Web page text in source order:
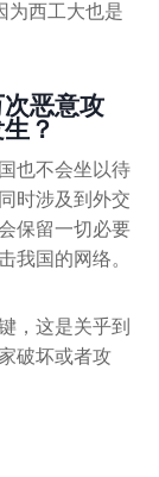
为西工大也是
恶意攻
？
也不会坐以待
时涉及到外交
保留一切必要
我国的网络。
，这是关乎到
破坏或者攻